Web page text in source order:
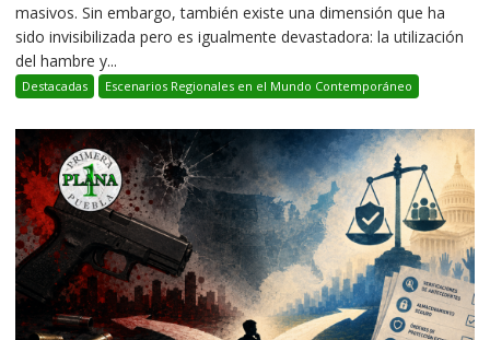
masivos. Sin embargo, también existe una dimensión que ha
sido invisibilizada pero es igualmente devastadora: la utilización
del hambre y...
Destacadas Escenarios Regionales en el Mundo Contemporáneo